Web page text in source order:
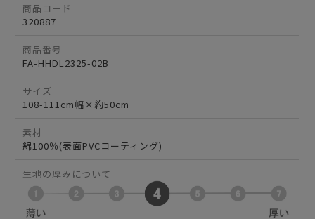
商品コード
320887
商品番号
FA-HHDL2325-02B
サイズ
108-111cm幅×約50cm
素材
綿100％(表面PVCコーティング)
生地の厚みについて